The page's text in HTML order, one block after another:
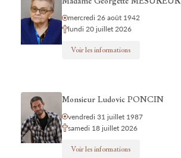
mercredi 26 août 1942
lundi 20 juillet 2026
Voir les informations
Monsieur Ludovic PONCIN
vendredi 31 juillet 1987
samedi 18 juillet 2026
Voir les informations